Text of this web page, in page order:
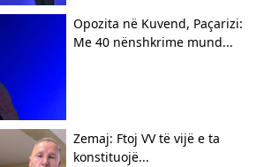
Opozita në Kuvend, Paçarizi:
Me 40 nënshkrime mund...
Zemaj: Ftoj VV të vijë e ta
konstituojë...